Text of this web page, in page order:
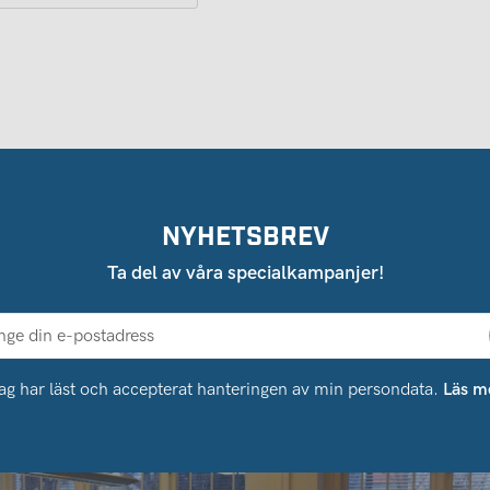
NYHETSBREV
Ta del av våra specialkampanjer!
har läst och accepterat hanteringen av min persondata. Läs